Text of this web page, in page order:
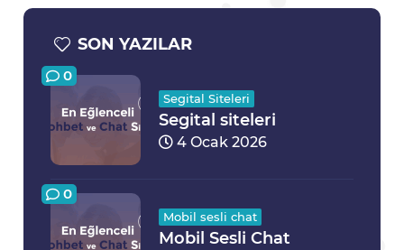
SON YAZILAR
0
Segital Siteleri
Segital siteleri
4 Ocak 2026
0
Mobil sesli chat
Mobil Sesli Chat